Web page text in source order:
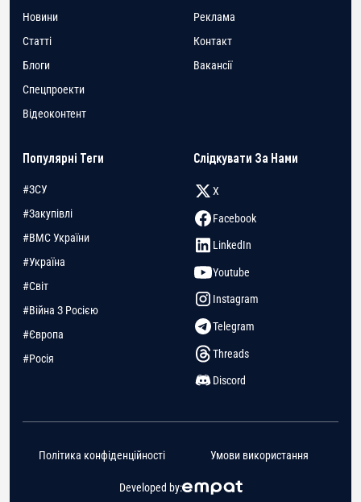
Новини
Статті
Блоги
Спецпроекти
Відеоконтент
Реклама
Контакт
Вакансії
Популярні Теги
#ЗСУ
#Закупівлі
#ВМС України
#Україна
#Світ
#Війна З Росією
#Європа
#Росія
Слідкувати За Нами
X
Facebook
LinkedIn
Youtube
Instagram
Telegram
Threads
Discord
Developed by:
Політика конфіденційності Умови використання